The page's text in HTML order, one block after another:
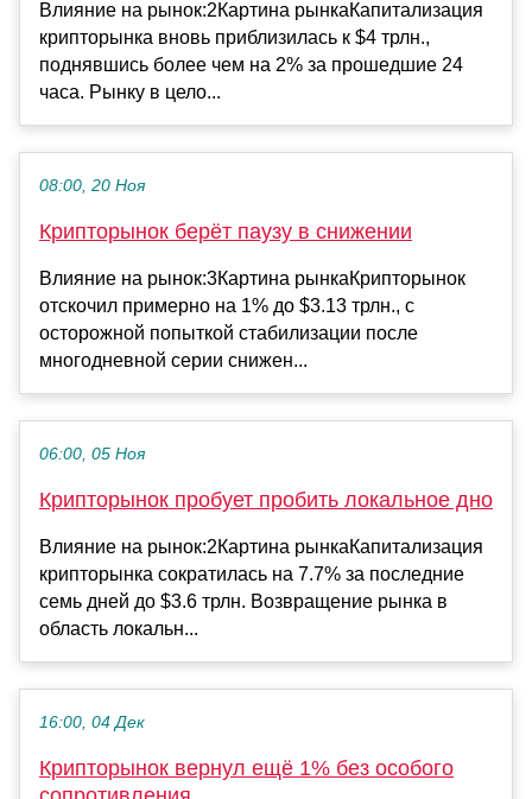
Влияние на рынок:2Картина рынкаКапитализация
крипторынка вновь приблизилась к $4 трлн.,
поднявшись более чем на 2% за прошедшие 24
часа. Рынку в цело...
08:00, 20 Ноя
Крипторынок берёт паузу в снижении
Влияние на рынок:3Картина рынкаКрипторынок
отскочил примерно на 1% до $3.13 трлн., с
осторожной попыткой стабилизации после
многодневной серии снижен...
06:00, 05 Ноя
Крипторынок пробует пробить локальное дно
Влияние на рынок:2Картина рынкаКапитализация
крипторынка сократилась на 7.7% за последние
семь дней до $3.6 трлн. Возвращение рынка в
область локальн...
16:00, 04 Дек
Крипторынок вернул ещё 1% без особого